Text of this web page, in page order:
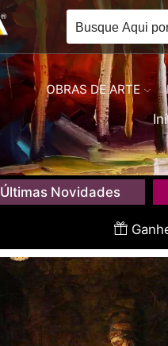
OBRAS DE ARTE
Últimas Novidades